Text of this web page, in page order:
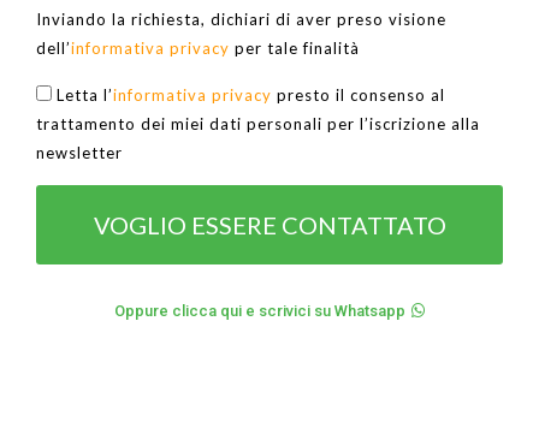
Inviando la richiesta, dichiari di aver preso visione
dell’informativa privacy per tale finalità
Letta l’informativa privacy presto il consenso al
trattamento dei miei dati personali per l’iscrizione alla
newsletter
VOGLIO ESSERE CONTATTATO
Oppure clicca qui e scrivici su Whatsapp